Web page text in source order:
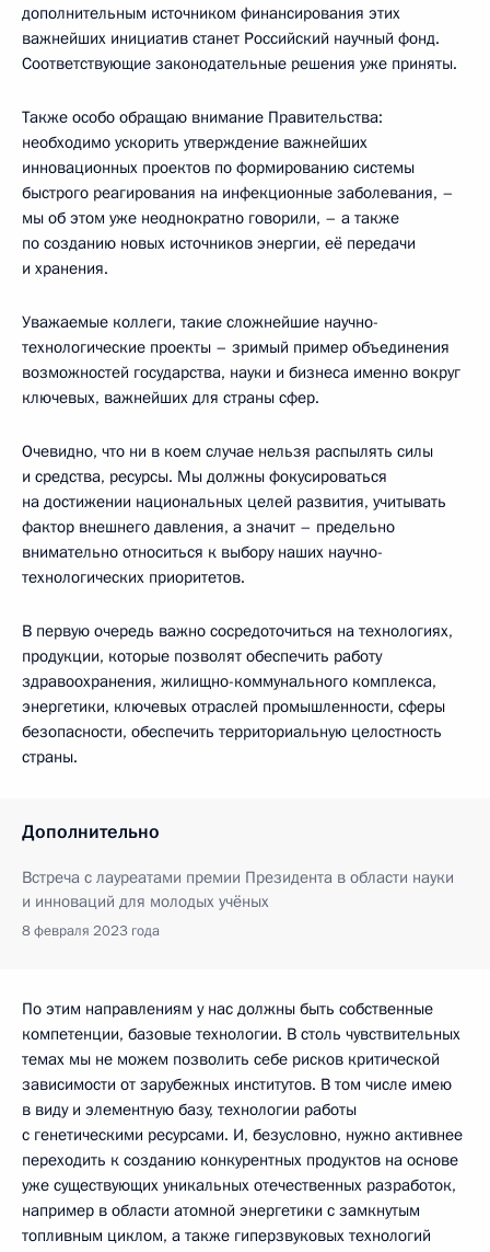
дополнительным источником финансирования этих
важнейших инициатив станет Российский научный фонд.
Соответствующие законодательные решения уже приняты.
Также особо обращаю внимание Правительства:
необходимо ускорить утверждение важнейших
инновационных проектов по формированию системы
быстрого реагирования на инфекционные заболевания, –
мы об этом уже неоднократно говорили, – а также
по созданию новых источников энергии, её передачи
и хранения.
Уважаемые коллеги, такие сложнейшие научно-
технологические проекты – зримый пример объединения
возможностей государства, науки и бизнеса именно вокруг
ключевых, важнейших для страны сфер.
Очевидно, что ни в коем случае нельзя распылять силы
и средства, ресурсы. Мы должны фокусироваться
на достижении национальных целей развития, учитывать
фактор внешнего давления, а значит – предельно
внимательно относиться к выбору наших научно-
технологических приоритетов.
В первую очередь важно сосредоточиться на технологиях,
продукции, которые позволят обеспечить работу
здравоохранения, жилищно-коммунального комплекса,
энергетики, ключевых отраслей промышленности, сферы
безопасности, обеспечить территориальную целостность
страны.
Дополнительно
Встреча с лауреатами премии Президента в области науки
и инноваций для молодых учёных
8 февраля 2023 года
По этим направлениям у нас должны быть собственные
компетенции, базовые технологии. В столь чувствительных
темах мы не можем позволить себе рисков критической
зависимости от зарубежных институтов. В том числе имею
в виду и элементную базу, технологии работы
с генетическими ресурсами. И, безусловно, нужно активнее
переходить к созданию конкурентных продуктов на основе
уже существующих уникальных отечественных разработок,
например в области атомной энергетики с замкнутым
топливным циклом, а также гиперзвуковых технологий